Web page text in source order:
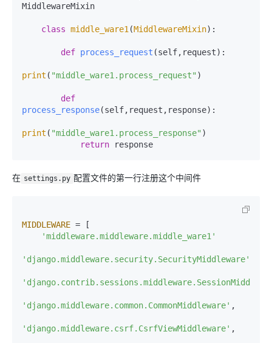
MiddlewareMixin
class middle_ware1 (MiddlewareMixin):
def process_request (self,request):
print ( "middle_ware1.process_request" )
def
process_response(self,request,response):
print ( "middle_ware1.process_response" )
return response
在 settings.py 配置文件的第一行注册这个中间件
MIDDLEWARE = [
'middleware.middleware.middle_ware1'
'django.middleware.security.SecurityMiddleware'
'django.middleware.common.CommonMiddleware' ,
'django.middleware.csrf.CsrfViewMiddleware' ,